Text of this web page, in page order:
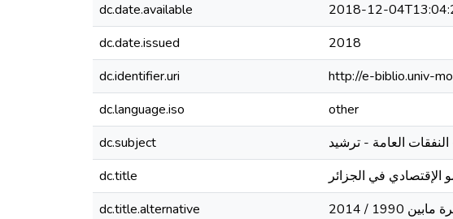
dc.date.available
2018-12-
dc.date.issued
2018
dc.identifier.uri
http://e-biblio.univ-
dc.language.iso
other
dc.subject
العامة - ترشيد
dc.title
الإقتصادي في الجزائر
dc.title.alternative
1990 / 2014